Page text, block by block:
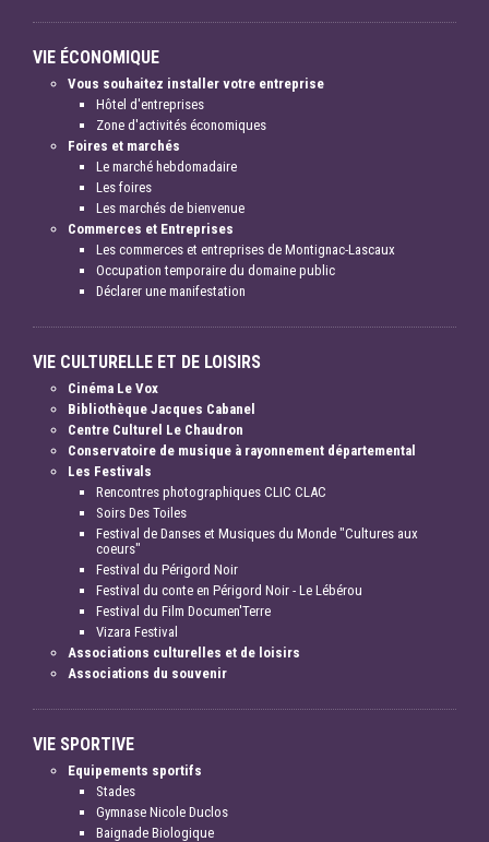
VIE ÉCONOMIQUE
Vous souhaitez installer votre entreprise
Hôtel d'entreprises
Zone d'activités économiques
Foires et marchés
Le marché hebdomadaire
Les foires
Les marchés de bienvenue
Commerces et Entreprises
Les commerces et entreprises de Montignac-Lascaux
Occupation temporaire du domaine public
Déclarer une manifestation
VIE CULTURELLE ET DE LOISIRS
Cinéma Le Vox
Bibliothèque Jacques Cabanel
Centre Culturel Le Chaudron
Conservatoire de musique à rayonnement départemental
Les Festivals
Rencontres photographiques CLIC CLAC
Soirs Des Toiles
Festival de Danses et Musiques du Monde "Cultures aux
coeurs"
Festival du Périgord Noir
Festival du conte en Périgord Noir - Le Lébérou
Festival du Film Documen'Terre
Vizara Festival
Associations culturelles et de loisirs
Associations du souvenir
VIE SPORTIVE
Equipements sportifs
Stades
Gymnase Nicole Duclos
Baignade Biologique